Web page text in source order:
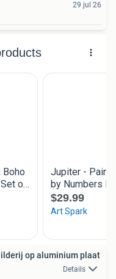
29 jul 26
op aluminium plaat
Details